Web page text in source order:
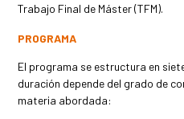
Trabajo Final de Máster (TFM).
PROGRAMA
El programa se estructura en
duración depende del grado de
materia abordada: